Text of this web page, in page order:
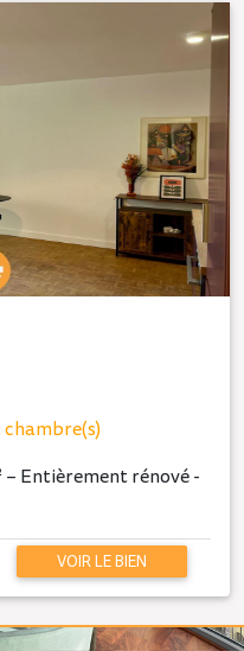
chambre(s)
Entièrement rénové -
VOIR LE BIEN